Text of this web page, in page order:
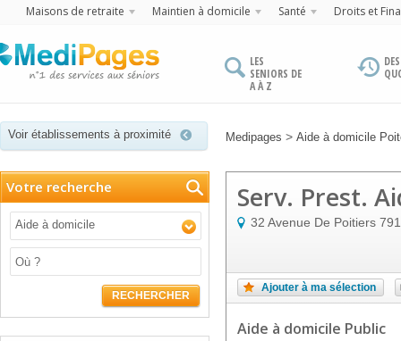
Maisons de retraite Maintien à domicile Santé Droits et
LES
SENIORS DE
A À Z
Voir établissements à proximité Medipages > Aide à domicile
Votre recherche
Aide à domicile
RECHERCHER
Serv. Prest.
32 Avenue De Poitiers
Ajouter à ma sélection
Aide à domicile Public